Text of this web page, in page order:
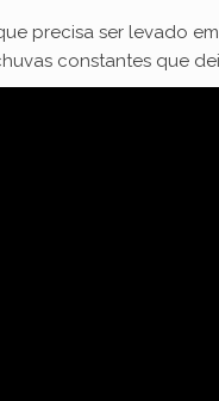
precisa ser levado
constantes que